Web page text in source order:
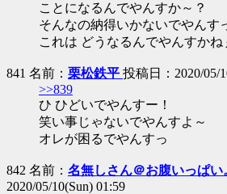
ことになるんでやんすか～？
そんなの納得いかないでやんす
これは どうなるんでやんすかね
841 名前： 栗松鉄平 投稿日：2020/05/
>>839
ひ ひどいでやんすー！
笑い事じゃないでやんすよ～
オレが困るでやんすっ
842 名前： 名無しさん＠お腹いっぱい
2020/05/10(Sun) 01:59